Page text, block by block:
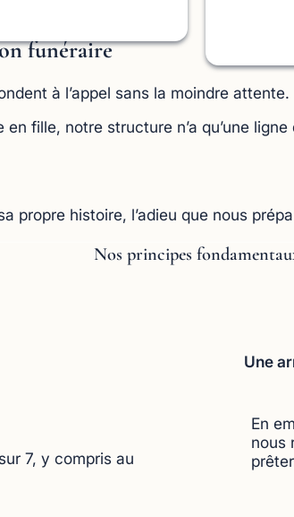
funéraire
à l’appel sans la moindre attente.
fille, notre structure n’a qu’une
propre histoire, l’adieu que nous
Nos principes
7, y compris au
Une
En
nous